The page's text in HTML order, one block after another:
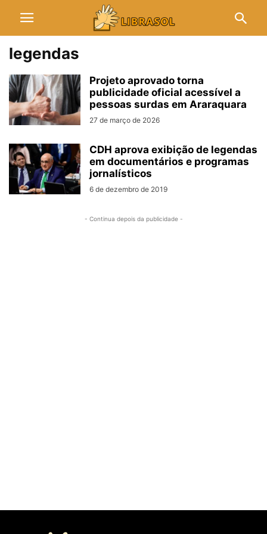
legendas
Projeto aprovado torna
publicidade oficial acessível a
pessoas surdas em Araraquara
27 de março de 2026
CDH aprova exibição de legendas
em documentários e programas
jornalísticos
6 de dezembro de 2019
- Continua depois da publicidade -